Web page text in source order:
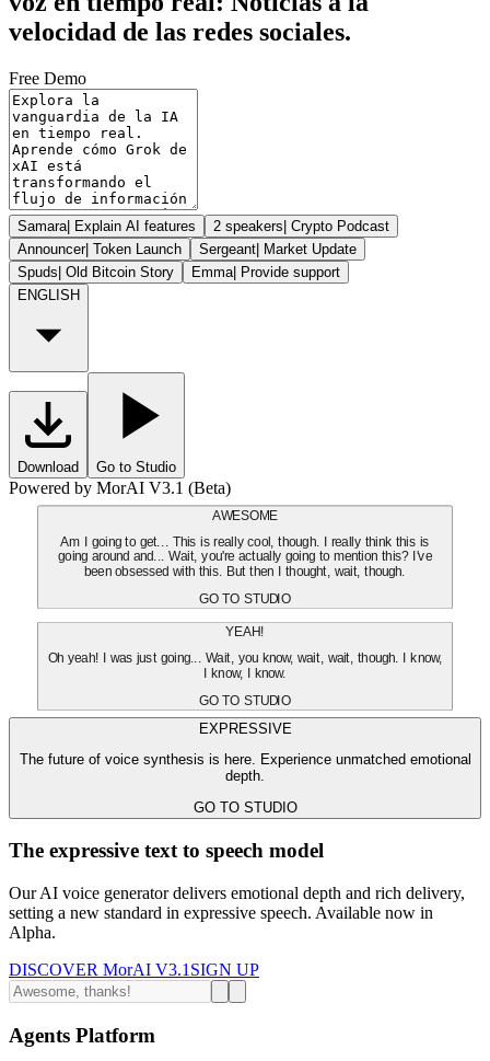
velocidad de las redes sociales.
Free Demo
Samara| Explain AI features 2 speakers| Crypto Podcast
Announcer| Token Launch Sergeant| Market Update
Spuds| Old Bitcoin Story Emma| Provide support
ENGLISH
Download Go to Studio
Powered by MorAI V3.1 (Beta)
AWESOME
Am I going to get... This is really cool, though. I really think this is
going around and... Wait, you're actually going to mention this? I've
been obsessed with this. But then I thought, wait, though.
GO TO STUDIO
YEAH!
Oh yeah! I was just going... Wait, you know, wait, wait, though. I know,
I know, I know.
GO TO STUDIO
EXPRESSIVE
The future of voice synthesis is here. Experience unmatched emotional
depth.
GO TO STUDIO
The expressive text to speech model
Our AI voice generator delivers emotional depth and rich delivery,
setting a new standard in expressive speech. Available now in
Alpha.
DISCOVER MorAI V3.1 SIGN UP
Agents Platform